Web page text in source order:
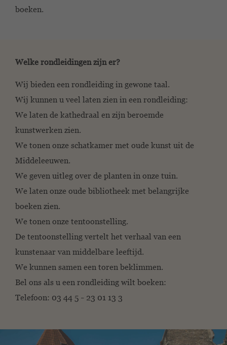
boeken.
Welke rondleidingen zijn er?
Wij bieden een rondleiding in gewone taal.
Wij kunnen u veel laten zien in een rondleiding:
We laten de kathedraal en zijn beroemde
kunstwerken zien.
We tonen onze schatkamer met oude kunst uit de
Middeleeuwen.
We geven uitleg over de planten in onze tuin.
We laten onze oude bibliotheek met belangrijke
boeken zien.
We tonen onze tentoonstelling.
De tentoonstelling vertelt het verhaal van een
kunstenaar van middelbare leeftijd.
We kunnen samen een toren beklimmen.
Bel ons als u een rondleiding wilt boeken:
Telefoon: 03 44 5 – 23 01 13 3